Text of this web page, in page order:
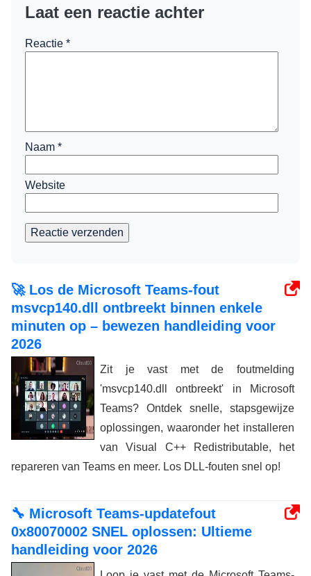
Laat een reactie achter
Reactie *
Naam *
Website
Reactie verzenden
🚀 Los de Microsoft Teams-fout
msvcp140.dll ontbreekt binnen enkele
minuten op – bewezen handleiding voor
2026
Zit je vast met de foutmelding
'msvcp140.dll ontbreekt' in Microsoft
Teams? Ontdek snelle, stapsgewijze
oplossingen, waaronder het installeren
van Visual C++ Redistributable, het
repareren van Teams en meer. Los DLL-fouten snel op!
🔧 Microsoft Teams-updatefout
0x80070002 SNEL oplossen: Ultieme
handleiding voor 2026